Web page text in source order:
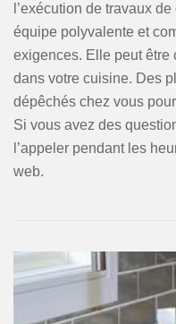
l’exécution de travaux
équipe polyvalente et
exigences. Elle peut être
dans votre cuisine. Des
dépêchés chez vous
Si vous avez des
l’appeler pendant les
web.